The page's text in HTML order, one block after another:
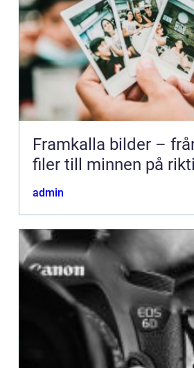
Framkalla bilder –
filer till minnen på
admin